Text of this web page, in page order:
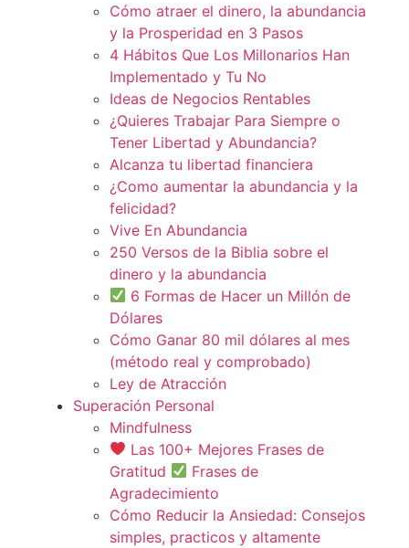
Cómo atraer el dinero, la abundancia
y la Prosperidad en 3 Pasos
4 Hábitos Que Los Millonarios Han
Implementado y Tu No
Ideas de Negocios Rentables
¿Quieres Trabajar Para Siempre o
Tener Libertad y Abundancia?
Alcanza tu libertad financiera
¿Como aumentar la abundancia y la
felicidad?
Vive En Abundancia
250 Versos de la Biblia sobre el
dinero y la abundancia
6 Formas de Hacer un Millón de
Dólares
Cómo Ganar 80 mil dólares al mes
(método real y comprobado)
Ley de Atracción
Superación Personal
Mindfulness
Las 100+ Mejores Frases de
Gratitud
Frases de
Agradecimiento
Cómo Reducir la Ansiedad: Consejos
simples, practicos y altamente